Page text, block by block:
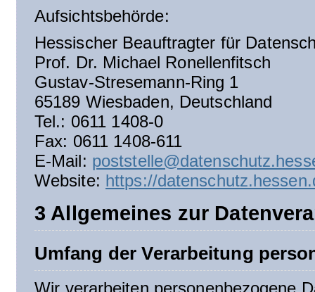
Aufsichtsbehörde:
Hessischer Beauftragter für
Prof. Dr. Michael Ronellenfitsch
Gustav-Stresemann-Ring 1
65189 Wiesbaden, Deutschland
Tel.: 0611 1408-0
Fax: 0611 1408-611
E-Mail:
Website: https://
3 Allgemeines zur
Umfang der Verarbeitung